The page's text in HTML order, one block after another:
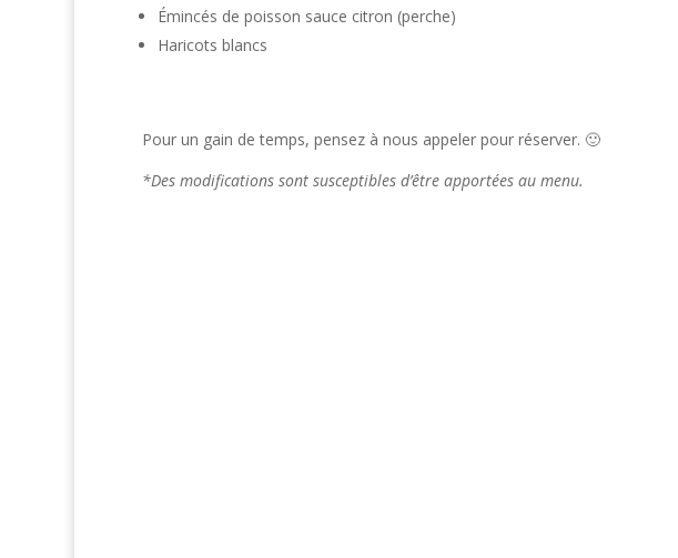
Émincés de poisson sauce citron (perche)
Haricots blancs
Pour un gain de temps, pensez à nous appeler pour réserver. 🙂
*Des modifications sont susceptibles d’être apportées au menu.